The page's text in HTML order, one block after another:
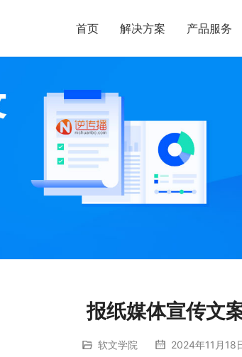
首页 解决方案 产品服务
报纸媒体宣传文
软文学院 2024年11月18